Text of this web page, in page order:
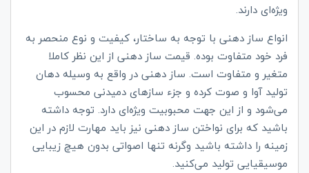
ویژه‌ای دارند.
انواع ساز دهنی با توجه به ساختار، کیفیت و نوع منحصر به
فرد خود متفاوت بوده. قیمت ساز دهنی از این نظر کاملا
متغیر و متفاوت است. ساز دهنی در واقع به وسیله دهان
تولید آوا و صوت کرده و جزء سازهای دمیدنی محسوب
می‌شود و از این جهت محبوبیت ویژه‌ای دارد. توجه داشته
باشید که برای نواختن ساز دهنی نیز باید مهارت لازم در این
زمینه را داشته باشید وگرنه تنها اصواتی بدون هیچ زیبایی
موسیقیایی تولید می‌کنید.